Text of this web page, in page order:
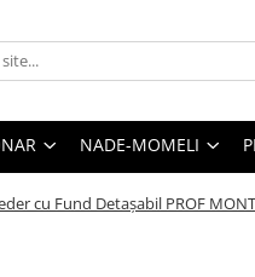
NADE-MOMELI
cu Fund Detașabil PROF